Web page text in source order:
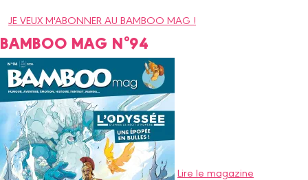
JE VEUX M'ABONNER AU BAMBOO MAG !
BAMBOO MAG N°94
Lire le magazine